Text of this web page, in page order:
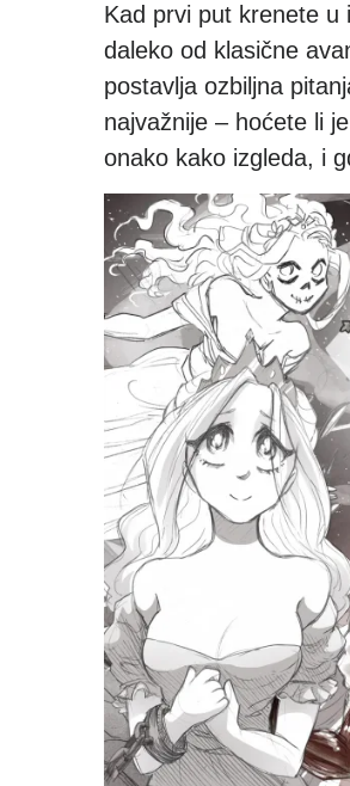
Kad prvi put krenete u
daleko od klasične
postavlja ozbiljna
najvažnije – hoćete li
onako kako izgleda, i